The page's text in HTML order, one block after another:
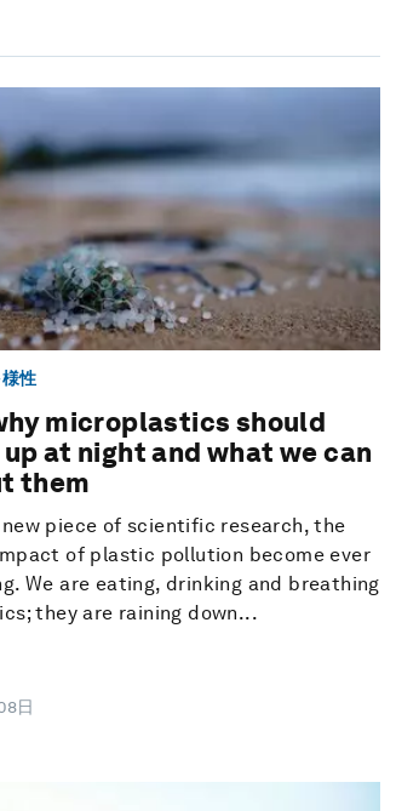
性
microplastics should
up at night and what we can
them
piece of scientific research, the
of plastic pollution become ever
We are eating, drinking and breathing
they are raining down...
日